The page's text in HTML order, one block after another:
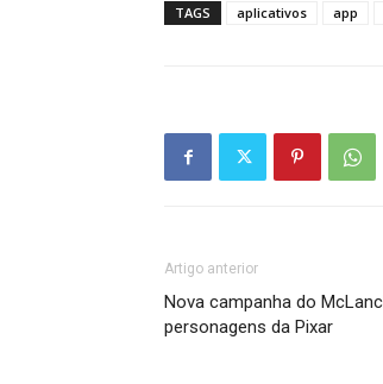
TAGS aplicativos app
Artigo anterior
Nova campanha do
personagens da Pixar